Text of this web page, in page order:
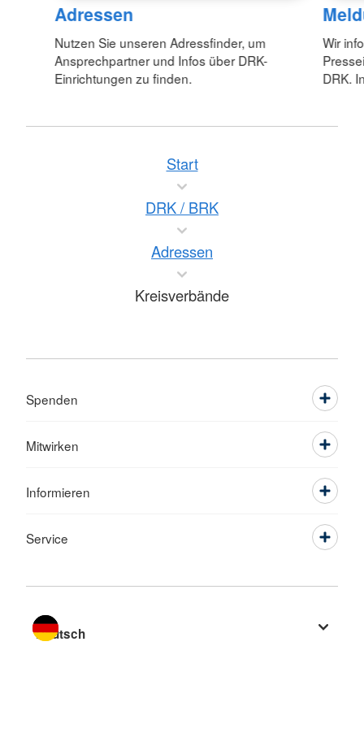
Adressen
Nutzen Sie unseren Adressfinder, um
Ansprechpartner und Infos über DRK-
Einrichtungen zu finden.
Wir
DRK.
Start
DRK / BRK
Adressen
Kreisverbände
Spenden
Mitwirken
Informieren
Service
Sprache wechseln zu